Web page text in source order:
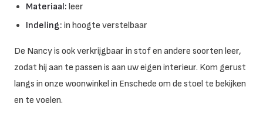
Materiaal: leer
Indeling: in hoogte verstelbaar
De Nancy is ook verkrijgbaar in stof en andere soorten leer,
zodat hij aan te passen is aan uw eigen interieur. Kom gerust
langs in onze woonwinkel in Enschede om de stoel te bekijken
en te voelen.